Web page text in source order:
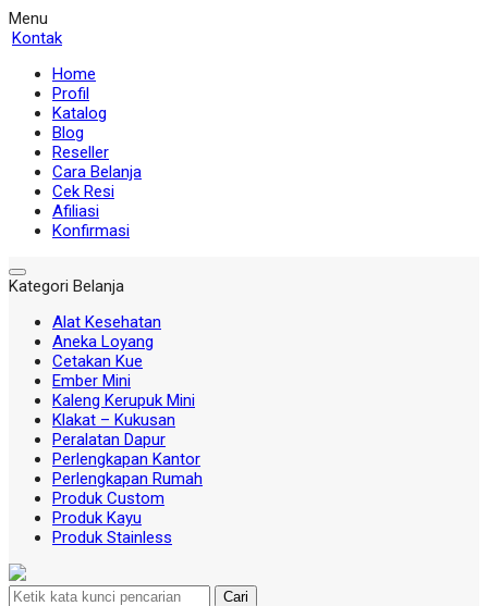
Menu
Kontak
Home
Profil
Katalog
Blog
Reseller
Cara Belanja
Cek Resi
Afiliasi
Konfirmasi
Kategori Belanja
Alat Kesehatan
Aneka Loyang
Cetakan Kue
Ember Mini
Kaleng Kerupuk Mini
Klakat – Kukusan
Peralatan Dapur
Perlengkapan Kantor
Perlengkapan Rumah
Produk Custom
Produk Kayu
Produk Stainless
Cari